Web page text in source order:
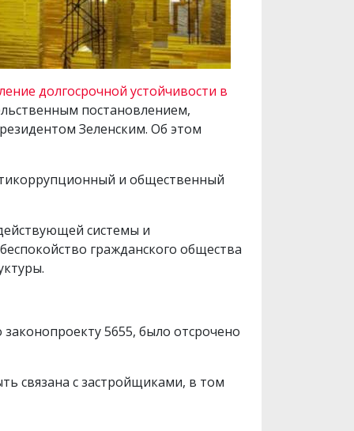
долгосрочной устойчивости в
постановлением,
Зеленским. Об этом
и общественный
системы и
гражданского общества
5655, было отсрочено
связана с застройщиками, в том